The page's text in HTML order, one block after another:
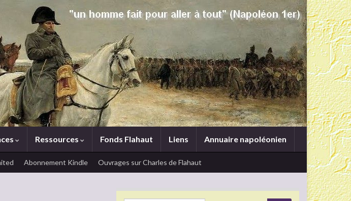
Ressources Fonds Flahaut Liens Annuaire napoléonien
Abonnement Kindle Ouvrages sur Charles de Flahaut